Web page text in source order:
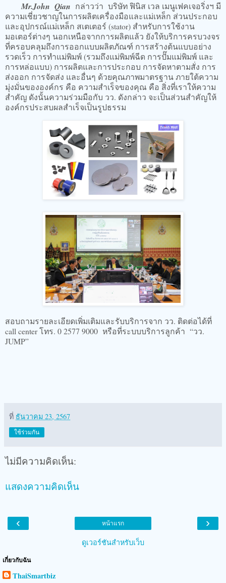
Mr.John Qian กล่าวว่า บริษัท ฟินิส เวล เมนูเฟคเจอริ่งฯ มี
ความเชี่ยวชาญในการผลิตเครื่องมือและแม่เหล็ก ส่วนประกอบ
และอุปกรณ์แม่เหล็ก สเตเตอร์ (stator) สำหรับการใช้งาน
มอเตอร์ต่างๆ นอกเหนือจากการผลิตแล้ว ยังให้บริการครบวงจร
ที่ครอบคลุมถึงการออกแบบผลิตภัณฑ์ การสร้างต้นแบบอย่าง
รวดเร็ว การทำแม่พิมพ์ (รวมถึงแม่พิมพ์ฉีด การปั๊มแม่พิมพ์ และ
การหล่อแบบ) การผลิตและการประกอบ การจัดหาตามสั่ง การ
ส่งออก การจัดส่ง และอื่นๆ ด้วยคุณภาพมาตรฐาน ภายใต้ความ
มุ่งมั่นขององค์กร คือ ความสำเร็จของคุณ คือ สิ่งที่เราให้ความ
สำคัญ ดังนั้นความร่วมมือกับ วว. ดังกล่าว จะเป็นส่วนสำคัญให้
องค์กรประสบผลสำเร็จเป็นรูปธรรม
สอบถามรายละเอียดเพิ่มเติมและรับบริการจาก วว. ติดต่อได้ที่
call center โทร. 0 2577 9000 หรือที่ระบบบริการลูกค้า “วว.
JUMP”
ที่ ธันวาคม 23, 2567
ใช้ร่วมกัน
ไม่มีความคิดเห็น:
แสดงความคิดเห็น
‹ ›
หน้าแรก
ดูเวอร์ชันสำหรับเว็บ
เกี่ยวกับฉัน
ThaiSmartbiz